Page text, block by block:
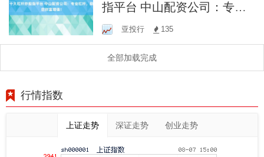
指平台 中山配资公司：专业
杠杆，助您财富增值！
亚投行 135
全部加载完成
行情指数
上证走势 深证走势 创业走势